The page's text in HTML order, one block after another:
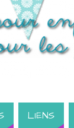
LIENS